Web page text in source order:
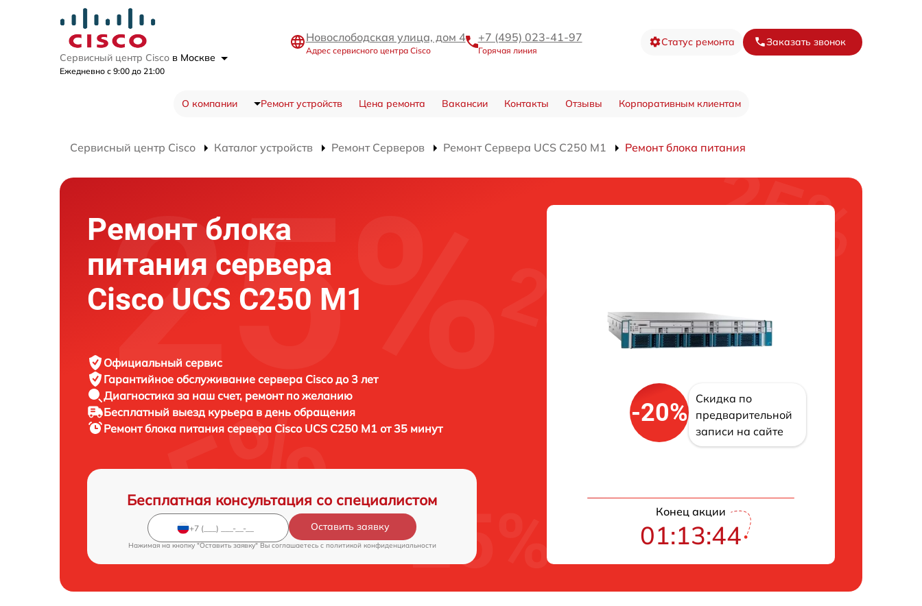
Сервисный центр Cisco в Москве
Ежедневно с 9:00 до 21:00
Новослободская улица, дом 4
Адрес сервисного центра Cisco
+7 (495) 023-41-97
Горячая линия
Статус ремонта Заказать звонок
О компании Ремонт устройств Цена ремонта Вакансии Контакты Отзывы Корпоративным клиентам
Сервисный центр Cisco Каталог устройств Ремонт Серверов Ремонт Сервера UCS C250 M1 Ремонт блока питания
Ремонт блока
питания сервера
Cisco UCS C250 M1
Официальный сервис
Гарантийное обслуживание сервера Cisco до 3 лет
Диагностика за наш счет, ремонт по желанию
Бесплатный выезд курьера в день обращения
Ремонт блока питания сервера Cisco UCS C250 M1 от 35 минут
Бесплатная консультация со специалистом
Оставить заявку
Нажимая на кнопку "Оставить заявку" Вы соглашаетесь c политикой конфиденциальности
-20%
Скидка по
предварительной
записи на сайте
Конец акции
01:13:43